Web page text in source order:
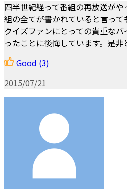
四半世紀経って番組の再放送が
組の全てが書かれていると言っ
クイズファンにとっての貴重な
ったことに後悔しています。是非
Good (3)
2015/07/21